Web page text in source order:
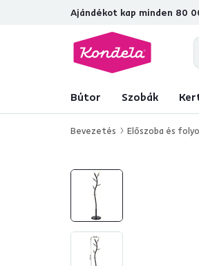
Ajándékot kap minden 80
4,7 31
Bútor Szobák
Bevezetés Előszoba és